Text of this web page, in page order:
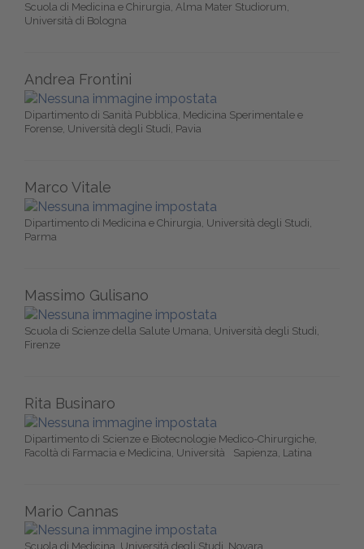
Scuola di Medicina e Chirurgia, Alma Mater Studiorum,
Università di Bologna
Andrea Frontini
Dipartimento di Sanità Pubblica, Medicina Sperimentale e
Forense, Università degli Studi, Pavia
Marco Vitale
Dipartimento di Medicina e Chirurgia, Università degli Studi,
Parma
Massimo Gulisano
Scuola di Scienze della Salute Umana, Università degli Studi,
Firenze
Rita Businaro
Dipartimento di Scienze e Biotecnologie Medico-Chirurgiche,
Facoltà di Farmacia e Medicina, Università Sapienza, Latina
Mario Cannas
Scuola di Medicina, Università degli Studi, Novara